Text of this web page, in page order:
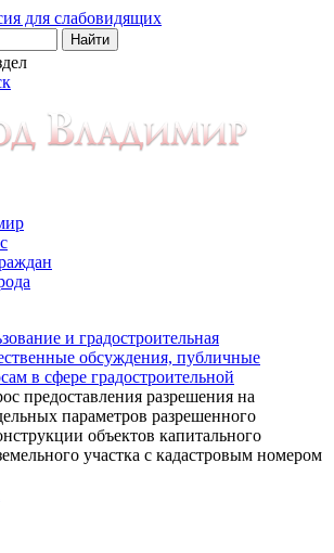
для слабовидящих
и градостроительная
обсуждения, публичные
в сфере градостроительной
предоставления разрешения на
параметров разрешенного
объектов капитального
участка с кадастровым номером